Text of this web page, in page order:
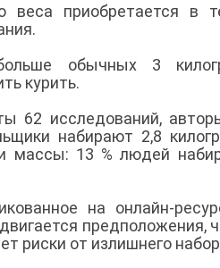
веса приобретается в
обычных 3
курить.
62 исследований,
набирают 2,8
массы: 13 % людей
на онлайн-
предположения,
риски от излишнего